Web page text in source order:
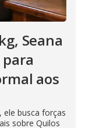
Seana
aos
ele busca forças
sobre Quilos